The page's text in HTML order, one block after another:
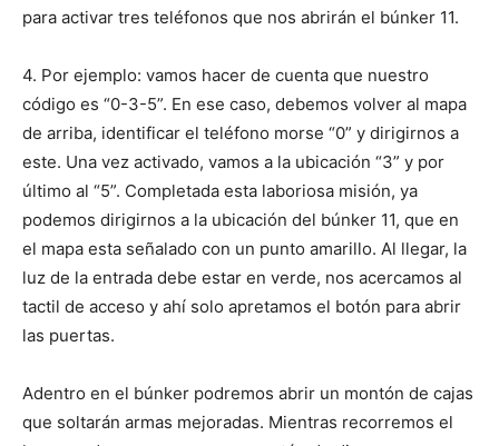
para activar tres teléfonos que nos abrirán el búnker 11.
4. Por ejemplo: vamos hacer de cuenta que nuestro
código es “0-3-5”. En ese caso, debemos volver al mapa
de arriba, identificar el teléfono morse “0” y dirigirnos a
este. Una vez activado, vamos a la ubicación “3” y por
último al “5”. Completada esta laboriosa misión, ya
podemos dirigirnos a la ubicación del búnker 11, que en
el mapa esta señalado con un punto amarillo. Al llegar, la
luz de la entrada debe estar en verde, nos acercamos al
tactil de acceso y ahí solo apretamos el botón para abrir
las puertas.
Adentro en el búnker podremos abrir un montón de cajas
que soltarán armas mejoradas. Mientras recorremos el